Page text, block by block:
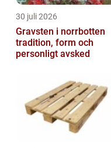
30 juli 2026
Gravsten i norrbotten
tradition, form och
personligt avsked